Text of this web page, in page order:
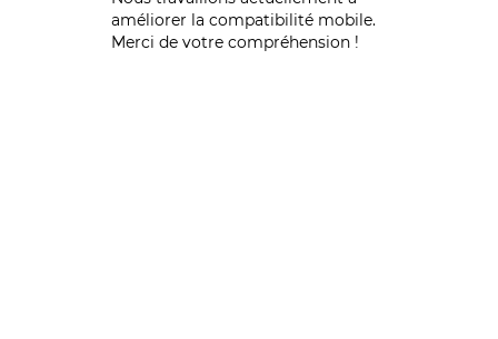
améliorer la compatibilité mobile.
Merci de votre compréhension !